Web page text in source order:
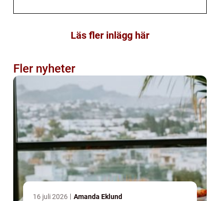
Läs fler inlägg här
Fler nyheter
16 juli 2026 Amanda Eklund